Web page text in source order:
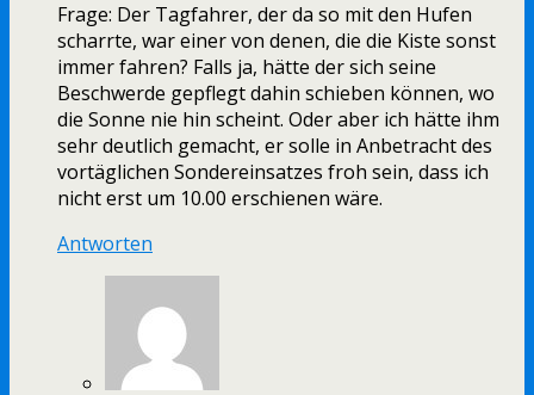
Frage: Der Tagfahrer, der da so mit den Hufen
scharrte, war einer von denen, die die Kiste sonst
immer fahren? Falls ja, hätte der sich seine
Beschwerde gepflegt dahin schieben können, wo
die Sonne nie hin scheint. Oder aber ich hätte ihm
sehr deutlich gemacht, er solle in Anbetracht des
vortäglichen Sondereinsatzes froh sein, dass ich
nicht erst um 10.00 erschienen wäre.
Antworten